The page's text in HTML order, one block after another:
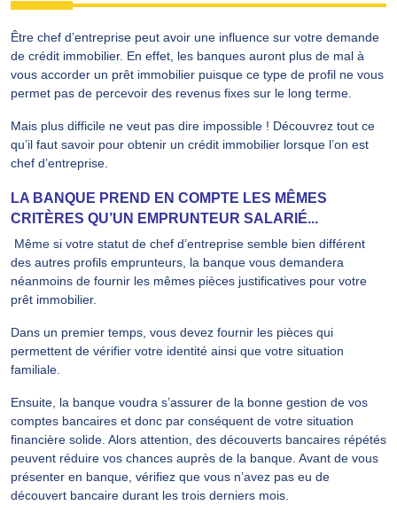
Être chef d’entreprise peut avoir une influence sur votre demande
de crédit immobilier. En effet, les banques auront plus de mal à
vous accorder un prêt immobilier puisque ce type de profil ne vous
permet pas de percevoir des revenus fixes sur le long terme.
Mais plus difficile ne veut pas dire impossible ! Découvrez tout ce
qu’il faut savoir pour obtenir un crédit immobilier lorsque l’on est
chef d’entreprise.
LA BANQUE PREND EN COMPTE LES MÊMES
CRITÈRES QU’UN EMPRUNTEUR SALARIÉ...
Même si votre statut de chef d’entreprise semble bien différent
des autres profils emprunteurs, la banque vous demandera
néanmoins de fournir les mêmes pièces justificatives pour votre
prêt immobilier.
Dans un premier temps, vous devez fournir les pièces qui
permettent de vérifier votre identité ainsi que votre situation
familiale.
Ensuite, la banque voudra s’assurer de la bonne gestion de vos
comptes bancaires et donc par conséquent de votre situation
financière solide. Alors attention, des découverts bancaires répétés
peuvent réduire vos chances auprès de la banque. Avant de vous
présenter en banque, vérifiez que vous n’avez pas eu de
découvert bancaire durant les trois derniers mois.